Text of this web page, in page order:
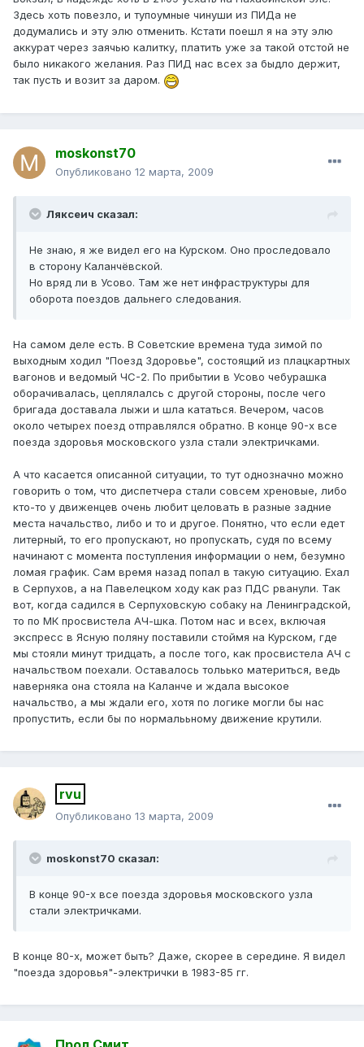
Здесь хоть повезло, и тупоумные чинуши из ПИДа не
додумались и эту элю отменить. Кстати поешл я на эту элю
аккурат через заячью калитку, платить уже за такой отстой не
было никакого желания. Раз ПИД нас всех за быдло держит,
так пусть и возит за даром.
moskonst70
Опубликовано 12 марта, 2009
Ляксеич сказал:
Не знаю, я же видел его на Курском. Оно проследовало
в сторону Каланчёвской.
Но вряд ли в Усово. Там же нет инфраструктуры для
оборота поездов дальнего следования.
На самом деле есть. В Советские времена туда зимой по
выходным ходил "Поезд Здоровье", состоящий из плацкартных
вагонов и ведомый ЧС-2. По прибытии в Усово чебурашка
оборачивалась, цеплялалсь с другой стороны, после чего
бригада доставала лыжи и шла кататься. Вечером, часов
около четырех поезд отправлялся обратно. В конце 90-х все
поезда здоровья московского узла стали электричками.
А что касается описанной ситуации, то тут однозначно можно
говорить о том, что диспетчера стали совсем хреновые, либо
кто-то у движенцев очень любит целовать в разные задние
места начальство, либо и то и другое. Понятно, что если едет
литерный, то его пропускают, но пропускать, судя по всему
начинают с момента поступления информации о нем, безумно
ломая график. Сам время назад попал в такую ситуацию. Ехал
в Серпухов, а на Павелецком ходу как раз ПДС рванули. Так
вот, когда садился в Серпуховскую собаку на Ленинградской,
то по МК просвистела АЧ-шка. Потом нас и всех, включая
экспресс в Ясную поляну поставили стоймя на Курском, где
мы стояли минут тридцать, а после того, как просвистела АЧ с
начальством поехали. Оставалось тольько материться, ведь
наверняка она стояла на Каланче и ждала высокое
начальство, а мы ждали его, хотя по логике могли бы нас
пропустить, если бы по нормалььному движение крутили.
rvu
Опубликовано 13 марта, 2009
moskonst70 сказал:
В конце 90-х все поезда здоровья московского узла
стали электричками.
В конце 80-х, может быть? Даже, скорее в середине. Я видел
"поезда здоровья"-электрички в 1983-85 гг.